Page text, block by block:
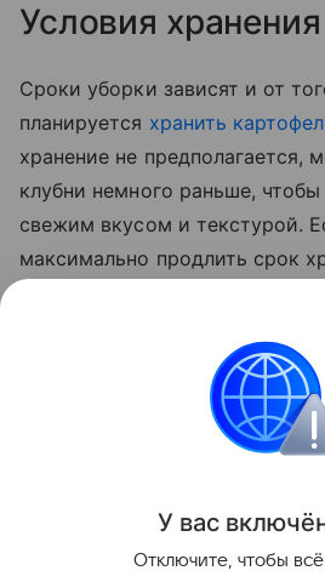
Условия хранения
Сроки уборки зависят и от
планируется хранить
хранение не предполагается,
клубни немного раньше, чтобы
свежим вкусом и текстурой.
максимально продлить срок
сохраняя свои питательные
У вас включ
Отключите, чтобы